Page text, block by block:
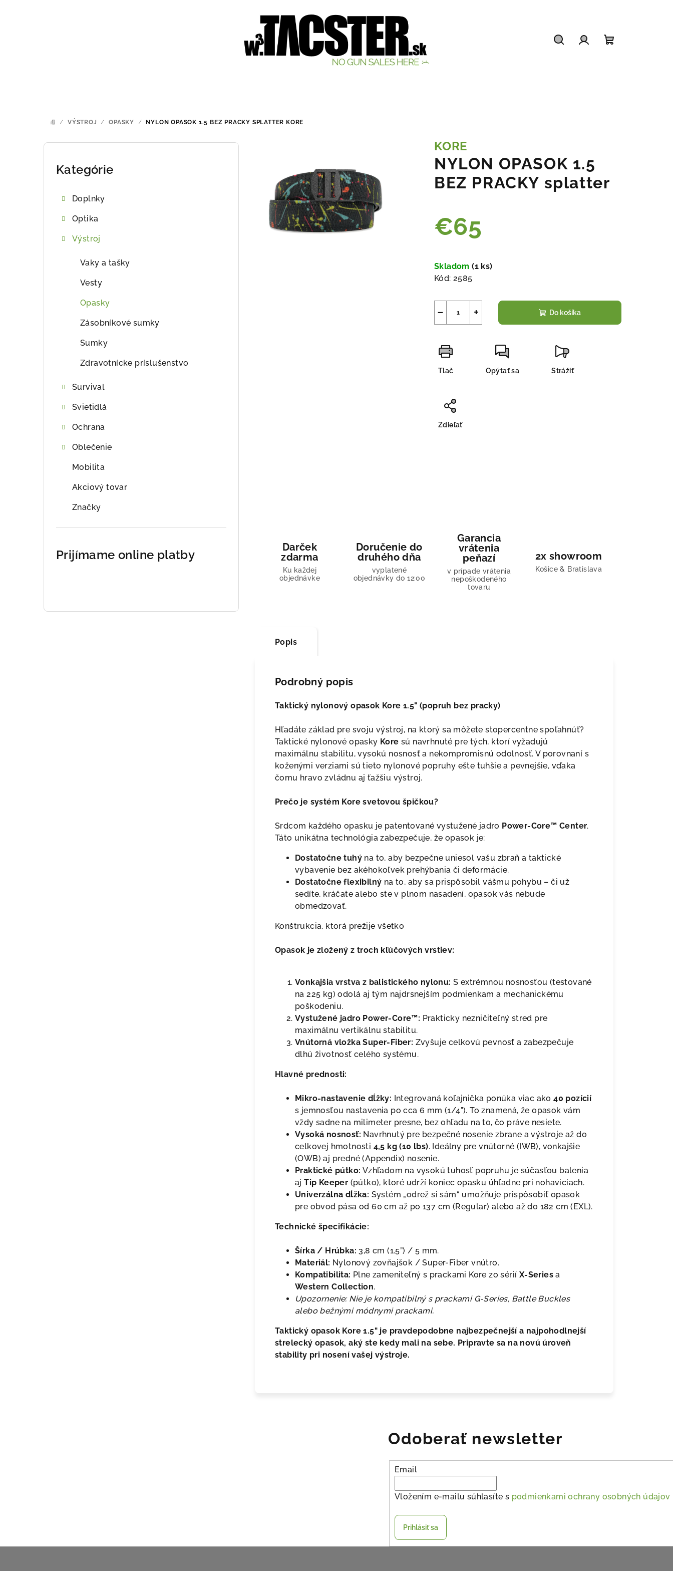
DOMOV
/ VÝSTROJ / OPASKY / NYLON OPASOK 1.5 BEZ PRACKY SPLATTER KORE
B
Preskočiť
Kategórie
Doplnky
Optika
Výstroj
Vaky a tašky
Vesty
Opasky
Zásobníkové sumky
Sumky
Zdravotnícke príslušenstvo
Survival
Svietidlá
Ochrana
Oblečenie
Mobilita
Akciový tovar
Značky
Prijímame online platby
KORE
NYLON OPASOK 1.5
BEZ PRACKY splatter
€65
cena:
Skladom(1 ks)
Kód: 2585
+
− Do košíka
Tlač Opýtať sa Strážiť
Zdieľať
Darček
zdarma
Ku každej
objednávke
Doručenie do
druhého dňa
vyplatené
objednávky do 12:00
Garancia
vrátenia
peňazí
v prípade vrátenia
nepoškodeného
tovaru
2x showroom
Košice & Bratislava
Popis
Podrobný popis
Taktický nylonový opasok Kore 1.5" (popruh bez pracky)
Hľadáte základ pre svoju výstroj, na ktorý sa môžete stopercentne spoľahnúť?
Taktické nylonové opasky Kore sú navrhnuté pre tých, ktorí vyžadujú
maximálnu stabilitu, vysokú nosnosť a nekompromisnú odolnosť. V porovnaní s
koženými verziami sú tieto nylonové popruhy ešte tuhšie a pevnejšie, vďaka
čomu hravo zvládnu aj ťažšiu výstroj.
Prečo je systém Kore svetovou špičkou?
Srdcom každého opasku je patentované vystužené jadro Power-Core™ Center.
Táto unikátna technológia zabezpečuje, že opasok je:
Dostatočne tuhý na to, aby bezpečne uniesol vašu zbraň a taktické
vybavenie bez akéhokoľvek prehýbania či deformácie.
Dostatočne flexibilný na to, aby sa prispôsobil vášmu pohybu – či už
sedíte, kráčate alebo ste v plnom nasadení, opasok vás nebude
obmedzovať.
Konštrukcia, ktorá prežije všetko
Opasok je zložený z troch kľúčových vrstiev:
Vonkajšia vrstva z balistického nylonu: S extrémnou nosnosťou (testované
na 225 kg) odolá aj tým najdrsnejším podmienkam a mechanickému
poškodeniu.
Vystužené jadro Power-Core™: Prakticky nezničiteľný stred pre
maximálnu vertikálnu stabilitu.
Vnútorná vložka Super-Fiber: Zvyšuje celkovú pevnosť a zabezpečuje
dlhú životnosť celého systému.
Hlavné prednosti:
Mikro-nastavenie dĺžky: Integrovaná koľajnička ponúka viac ako40 pozícií
s jemnosťou nastavenia po cca 6 mm (1/4"). To znamená, že opasok vám
vždy sadne na milimeter presne, bez ohľadu na to, čo práve nesiete.
Vysoká nosnosť: Navrhnutý pre bezpečné nosenie zbrane a výstroje až do
celkovej hmotnosti 4,5 kg (10 lbs). Ideálny pre vnútorné (IWB), vonkajšie
(OWB) aj predné (Appendix) nosenie.
Praktické pútko: Vzhľadom na vysokú tuhosť popruhu je súčasťou balenia
ajTip Keeper (pútko), ktoré udrží koniec opasku úhľadne pri nohaviciach.
Univerzálna dĺžka: Systém „odrež si sám“ umožňuje prispôsobiť opasok
pre obvod pása od 60 cm až po 137 cm (Regular) alebo až do 182 cm (EXL).
Technické špecifikácie:
Šírka / Hrúbka: 3,8 cm (1.5”) / 5 mm.
Materiál: Nylonový zovňajšok / Super-Fiber vnútro.
Kompatibilita: Plne zameniteľný s prackami Kore zo sérií X-Series a
Western Collection.
Upozornenie: Nie je kompatibilný s prackami G-Series, Battle Buckles
alebo bežnými módnymi prackami.
Taktický opasok Kore 1.5" je pravdepodobne najbezpečnejší a najpohodlnejší
strelecký opasok, aký ste kedy mali na sebe. Pripravte sa na novú úroveň
stability pri nosení vašej výstroje.
Odoberať newsletter
Email
Vložením e-mailu súhlasíte s podmienkami ochrany osobných údajov
Prihlásiť sa